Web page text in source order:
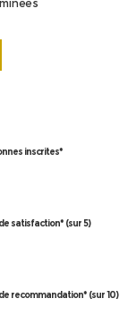
inscrites*
satisfaction* (sur 5)
recommandation* (sur 10)